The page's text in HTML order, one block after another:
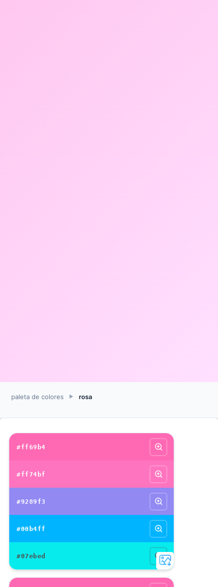
paleta de colores ► rosa
#ff69b4
#ff74bf
#9289f3
#00b4ff
#07ebed